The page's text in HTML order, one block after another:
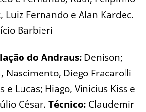
Luiz Fernando e Alan Kardec.
Barbieri
do Andraus: Denison;
Nascimento, Diego Fracarolli
e Lucas; Hiago, Vinicius Kiss e
César. Técnico: Claudemir